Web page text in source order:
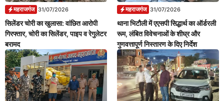
महराजगंज 31/07/2026
सिलेंडर चोरी का खुलासा: वांछित आरोपी
गिरफ्तार, चोरी का सिलेंडर, पाइप व रेगुलेटर
बरामद
महराजगंज 31/07/2026
थाना भिटौली में एएसपी सिद्धार्थ का ऑर्डरली
रूम, लंबित विवेचनाओं के शीघ्र और
गुणवत्तापूर्ण निस्तारण के दिए निर्देश